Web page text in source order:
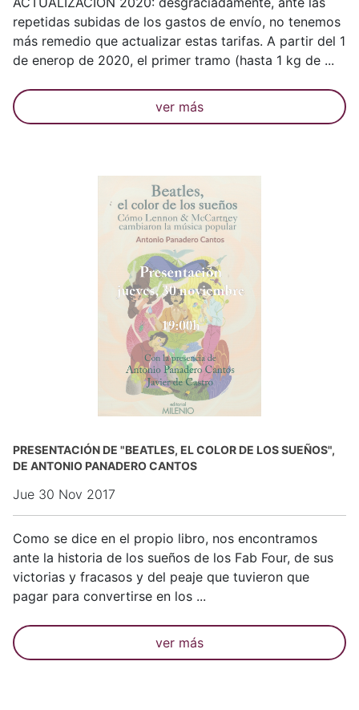
repetidas subidas de los gastos de envío, no tenemos
más remedio que actualizar estas tarifas. A partir del 1
de enerop de 2020, el primer tramo (hasta 1 kg de ...
ver más
PRESENTACIÓN DE "BEATLES, EL COLOR DE LOS SUEÑOS",
DE ANTONIO PANADERO CANTOS
Jue 30 Nov 2017
Como se dice en el propio libro, nos encontramos
ante la historia de los sueños de los Fab Four, de sus
victorias y fracasos y del peaje que tuvieron que
pagar para convertirse en los ...
ver más